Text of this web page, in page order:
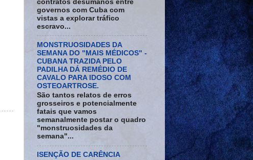
contratos desumanos entre
governos com Cuba com
vistas a explorar tráfico
escravo...
MONSTRUOSIDADES DA
SEMANA DO "MAIS MÉDICOS" -
CUBANA TRAZIDA PELO
PADILHA DÁ REMÉDIO DE
CAVALO PARA IDOSO COM
OSTEOARTROSE.
São tantos relatos de erros
grosseiros e potencialmente
fatais que vamos
semanalmente postar o quadro
"monstruosidades da
semana"...
ISENÇÃO DE CARÊNCIA